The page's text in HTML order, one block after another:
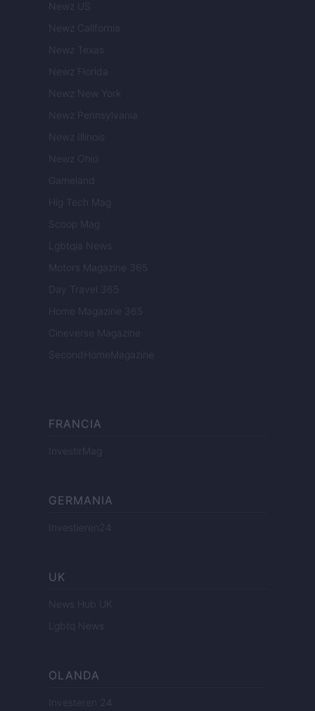
Newz US
Newz California
Newz Texas
Newz Florida
Newz New York
Newz Pennsylvania
Newz Illinois
Newz Ohio
Gameland
Hig Tech Mag
Scoop Mag
Lgbtqia News
Motors Magazine 365
Day Travel 365
Home Magazine 365
Cineverse Magazine
SecondHomeMagazine
FRANCIA
InvestirMag
GERMANIA
Investieren24
UK
News Hub UK
Lgbtq News
OLANDA
Investeren 24